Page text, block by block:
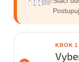
KROK